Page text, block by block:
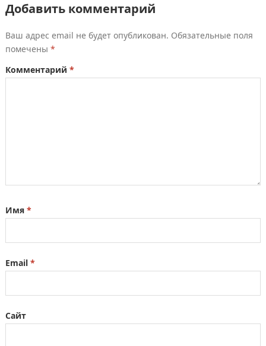
Добавить комментарий
Ваш адрес email не будет опубликован. Обязательные поля
помечены *
Комментарий *
Имя *
Email *
Сайт